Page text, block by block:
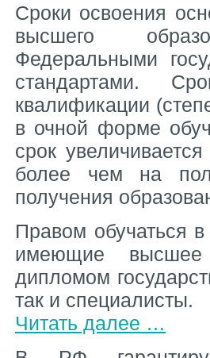
Сроки освоения
высшего
Федеральными
стандартами.
квалификации
в очной форме
срок
более чем на
получения
Правом обучаться
имеющие высшее
дипломом
так и специалисты.
Читать далее …